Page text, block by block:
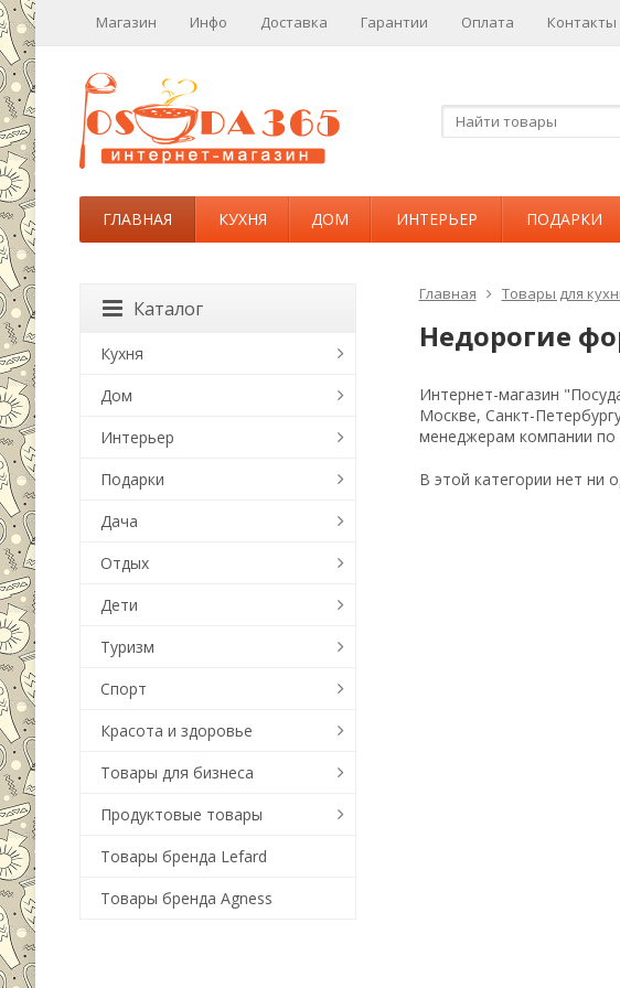
Магазин Инфо Доставка Гарантии Оплата Контакты
ГЛАВНАЯ КУХНЯ ДОМ ИНТЕРЬЕР ПОДАРКИ
Главная Товары для
Недорогие
Интернет-магазин
Москве, Санкт-
менеджерам компании по
В этой категории нет ни
Каталог
Кухня
Дом
Интерьер
Подарки
Дача
Отдых
Дети
Туризм
Спорт
Красота и здоровье
Товары для бизнеса
Продуктовые товары
Товары бренда Lefard
Товары бренда Agness